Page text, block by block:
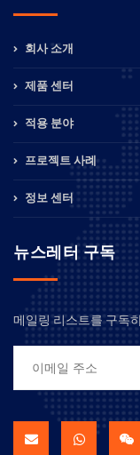
회사 소개
제품 센터
적용 분야
프로젝트 사례
정보 센터
뉴스레터 구독
메일링 리스트를 구독